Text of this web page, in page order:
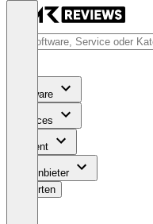
Software
Services
Content
Für Anbieter
Bewerten